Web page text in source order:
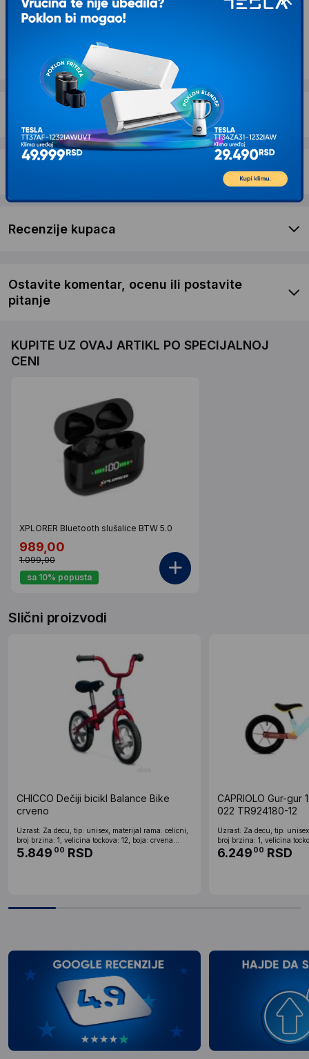
Kontaktirajte nas
Opis proizvoda CAPRIOLO MUSTANG 12
ŽUTO-PLAVO 925101-12
Dostava i povrat
Recenzije kupaca
Ostavite komentar, ocenu ili postavite
pitanje
KUPITE UZ OVAJ ARTIKL PO SPECIJALNOJ
CENI
XPLORER Bluetooth slušalice BTW 5.0
989,00
1.099,00
sa 10% popusta
Slični proizvodi
CHICCO Dečiji bicikl Balance Bike
crveno
Uzrast: Za decu, tip: unisex, materijal rama: celicni,
broj brzina: 1, velicina tockova: 12, boja: crvena...
5.849 00 RSD
CAPRIOLO Gur-gur
022 TR924180-12
Uzrast: Za decu, tip:
broj brzina: 1, velicina
6.249 00 RSD